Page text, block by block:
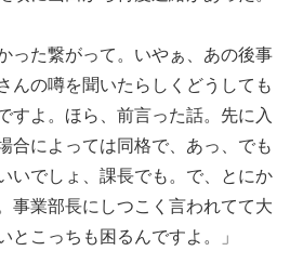
った繋がって。いやぁ、あの後事
んの噂を聞いたらしくどうしても
すよ。ほら、前言った話。先に入
合によっては同格で、あっ、でも
いでしょ、課長でも。で、とにか
事業部長にしつこく言われてて大
とこっちも困るんですよ。」